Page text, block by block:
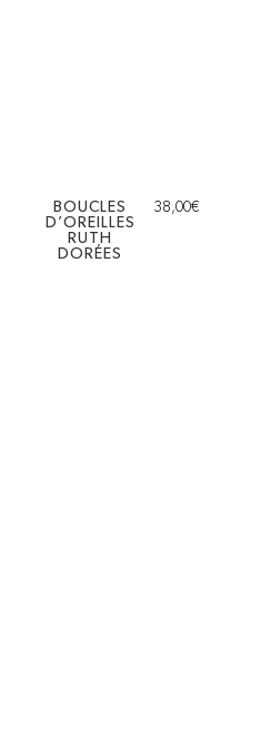
BOUCLES
D’OREILLES
RUTH
DORÉES
38,00€